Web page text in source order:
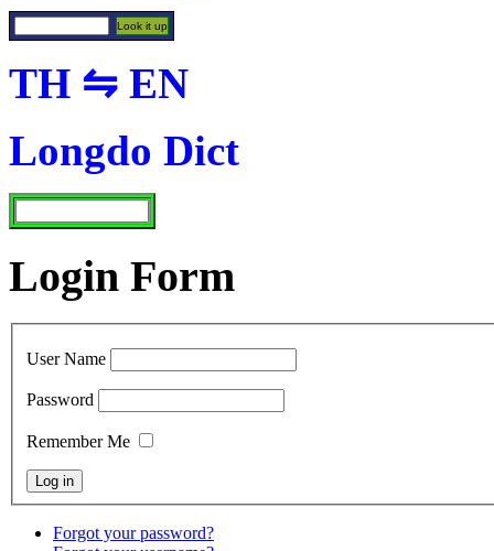
TH ⇋ EN
Longdo Dict
Login Form
User Name
Password
Remember Me
Forgot your password?